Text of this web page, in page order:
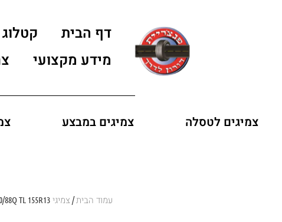
דף הבית קטלוג
מידע מקצועי
צמיגים לטסלה צמיגים במבצע
עמוד הבית/ צמיגי GT RADIAL 88Q TL 155R13